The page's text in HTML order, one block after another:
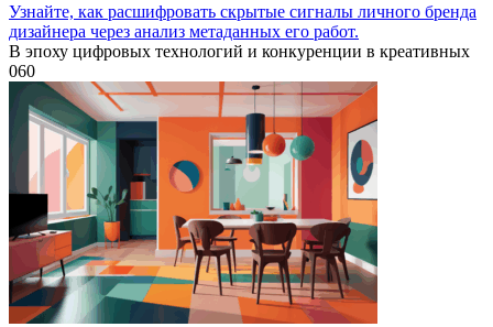
Узнайте, как расшифровать скрытые сигналы личного бренда
дизайнера через анализ метаданных его работ.
В эпоху цифровых технологий и конкуренции в креативных
060